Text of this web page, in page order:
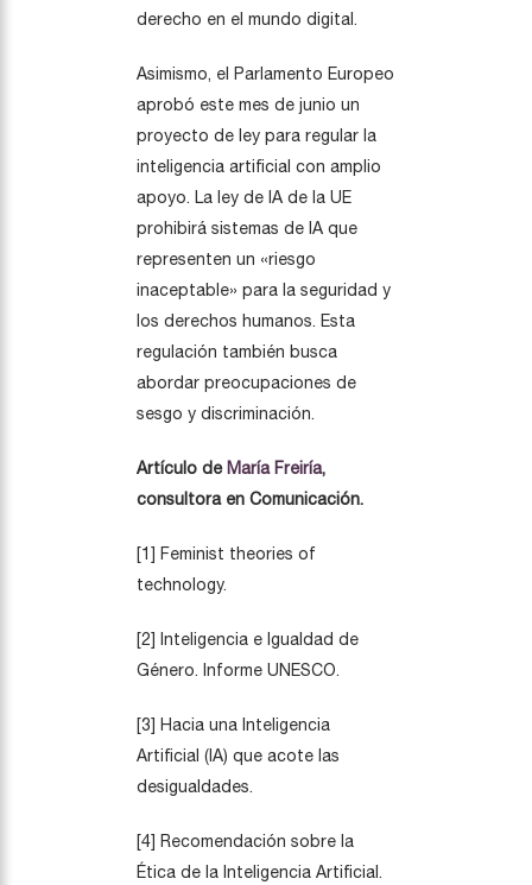
derecho en el mundo digital.
Asimismo, el Parlamento Europeo
aprobó este mes de junio un
proyecto de ley para regular la
inteligencia artificial con amplio
apoyo. La ley de IA de la UE
prohibirá sistemas de IA que
representen un «riesgo
inaceptable» para la seguridad y
los derechos humanos. Esta
regulación también busca
abordar preocupaciones de
sesgo y discriminación.
Artículo de María Freiría,
consultora en Comunicación.
[1] Feminist theories of
technology.
[2] Inteligencia e Igualdad de
Género. Informe UNESCO.
[3] Hacia una Inteligencia
Artificial (IA) que acote las
desigualdades.
[4] Recomendación sobre la
Ética de la Inteligencia Artificial.